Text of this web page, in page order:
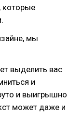
которые
мы
выделить вас
и
и выигрышно
может даже и